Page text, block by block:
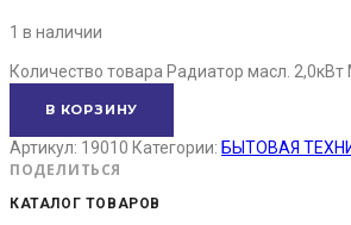
1 в наличии
Количество товара Радиатор масл.
В КОРЗИНУ
Артикул: 19010 Категории: БЫТОВАЯ
ПОДЕЛИТЬСЯ
КАТАЛОГ ТОВАРОВ